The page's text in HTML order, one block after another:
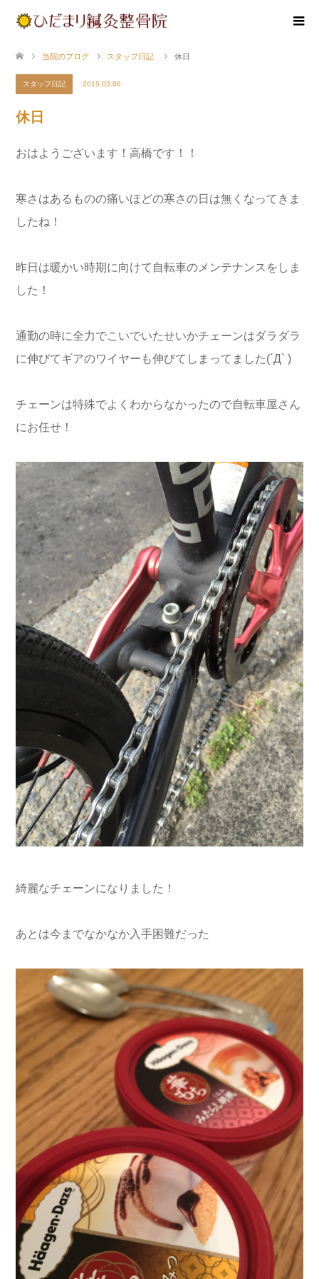
当院のブログ スタッフ日記 休日
スタッフ日記 2015.03.06
休日
おはようございます！高橋です！！
寒さはあるものの痛いほどの寒さの日は無くなってきま
したね！
昨日は暖かい時期に向けて自転車のメンテナンスをしま
した！
通勤の時に全力でこいでいたせいかチェーンはダラダラ
に伸びてギアのワイヤーも伸びてしまってました(´Д` )
チェーンは特殊でよくわからなかったので自転車屋さん
にお任せ！
綺麗なチェーンになりました！
あとは今までなかなか入手困難だった